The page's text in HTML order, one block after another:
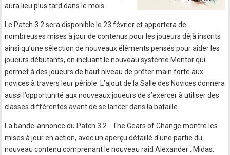
aura lieu plus tard dans le mois.
Le Patch 3.2 sera disponible le 23 février et apportera de
nombreuses mises à jour de contenus pour les joueurs déjà inscrits
ainsi qu’une sélection de nouveaux éléments pensés pour aider les
joueurs débutants, en incluant le nouveau système Mentor qui
permet à des joueurs de haut niveau de prêter main forte aux
novices à travers leur périple. L’ajout de la Salle des Novices donnera
aussi l’opportunité aux nouveaux joueurs de s’exercer à utiliser des
classes différentes avant de se lancer dans la bataille.
La bande-annonce du Patch 3.2 - The Gears of Change montre les
mises à jour en action, avec un aperçu détaillé d'une partie du
nouveau contenu comprenant le nouveau raid Alexander : Midas,